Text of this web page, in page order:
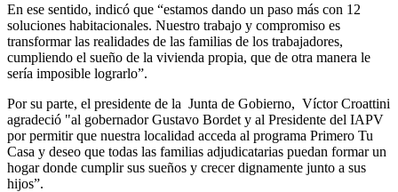
En ese sentido, indicó que “estamos dando un paso más con 12
soluciones habitacionales. Nuestro trabajo y compromiso es
transformar las realidades de las familias de los trabajadores,
cumpliendo el sueño de la vivienda propia, que de otra manera le
sería imposible lograrlo”.
Por su parte, el presidente de la Junta de Gobierno, Víctor Croattini
agradeció "al gobernador Gustavo Bordet y al Presidente del IAPV
por permitir que nuestra localidad acceda al programa Primero Tu
Casa y deseo que todas las familias adjudicatarias puedan formar un
hogar donde cumplir sus sueños y crecer dignamente junto a sus
hijos”.